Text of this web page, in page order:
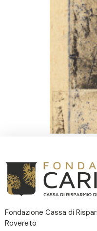
Fondazione Cassa di
Rovereto